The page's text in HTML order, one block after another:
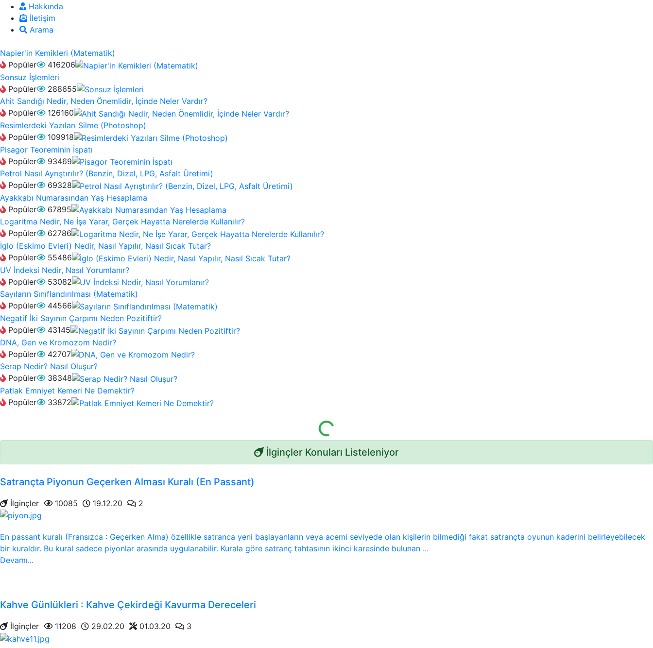
Hakkında
İletişim
Arama
Napier'in Kemikleri (Matematik)
Popüler
416206
Sonsuz İşlemleri
Popüler
288655
Ahit Sandığı Nedir, Neden Önemlidir, İçinde Neler Vardır?
Popüler
126160
Resimlerdeki Yazıları Silme (Photoshop)
Popüler
109918
Pisagor Teoreminin İspatı
Popüler
93469
Petrol Nasıl Ayrıştırılır? (Benzin, Dizel, LPG, Asfalt Üretimi)
Popüler
69328
Ayakkabı Numarasından Yaş Hesaplama
Popüler
67895
Logaritma Nedir, Ne İşe Yarar, Gerçek Hayatta Nerelerde Kullanılır?
Popüler
62786
İglo (Eskimo Evleri) Nedir, Nasıl Yapılır, Nasıl Sıcak Tutar?
Popüler
55486
UV İndeksi Nedir, Nasıl Yorumlanır?
Popüler
53082
Sayıların Sınıflandırılması (Matematik)
Popüler
44566
Negatif İki Sayının Çarpımı Neden Pozitiftir?
Popüler
43145
DNA, Gen ve Kromozom Nedir?
Popüler
42707
Serap Nedir? Nasıl Oluşur?
Popüler
38348
Patlak Emniyet Kemeri Ne Demektir?
Popüler
33872
Yükleniyor...
İlginçler Konuları Listeleniyor
Satrançta Piyonun Geçerken Alması Kuralı (En Passant)
İlginçler 10085 19.12.20 2
En passant kuralı (Fransızca : Geçerken Alma) özellikle satranca yeni başlayanların veya acemi seviyede olan kişilerin bilmediği fakat satrançta oyunun kaderini belirleyebilecek
bir kuraldır. Bu kural sadece piyonlar arasında uygulanabilir. Kurala göre satranç tahtasının ikinci karesinde bulunan ...
Devamı...
Kahve Günlükleri : Kahve Çekirdeği Kavurma Dereceleri
İlginçler 11208 29.02.20 01.03.20 3